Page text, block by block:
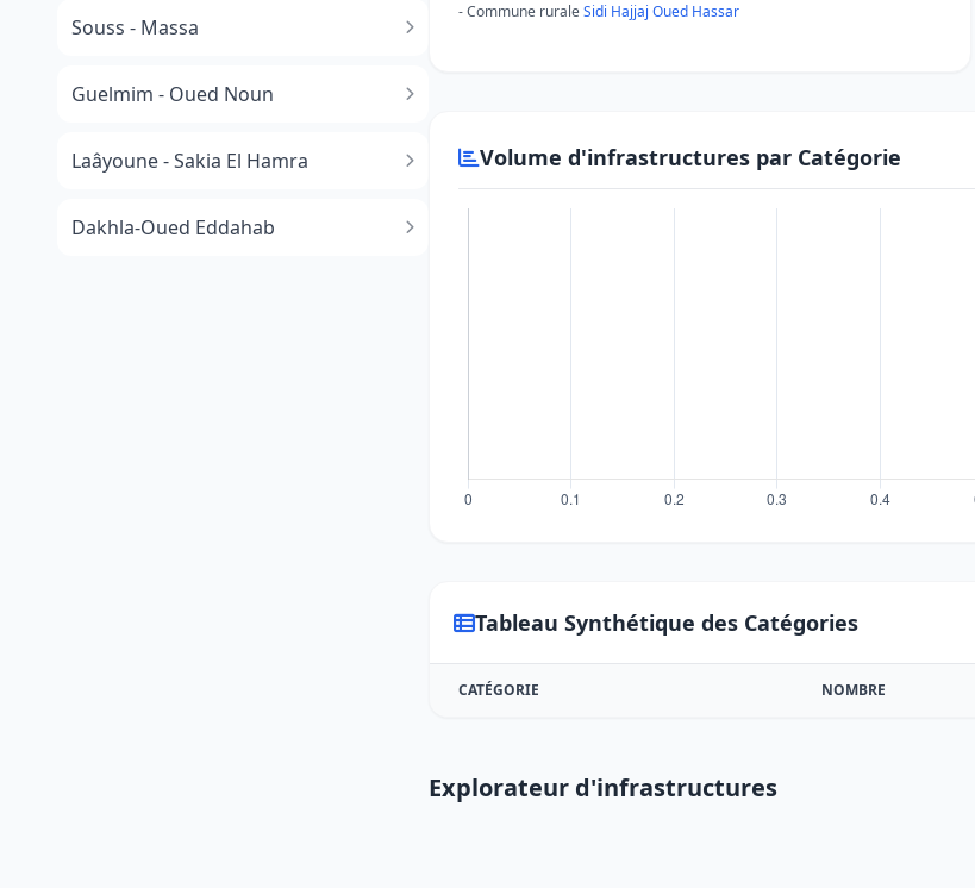
Souss - Massa
​Guelmim - Oued Noun
Laâyoune - Sakia El Hamra
Dakhla-Oued Eddahab
- Commune ruraleSidi Hajjaj Oued Hassar
Volume d'infrastructures par Catégorie
Tableau Synthétique des Catégories
CATÉGORIE NOMBRE
Explorateur d'infrastructures